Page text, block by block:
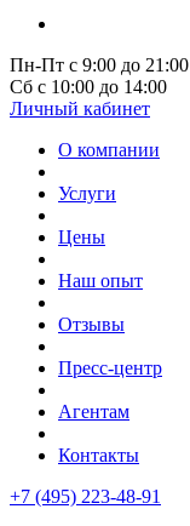
Пн-Пт с 9:00 до 21:00
Сб с 10:00 до 14:00
Личный кабинет
О компании
Услуги
Цены
Наш опыт
Отзывы
Пресс-центр
Агентам
Контакты
+7 (495) 223-48-91